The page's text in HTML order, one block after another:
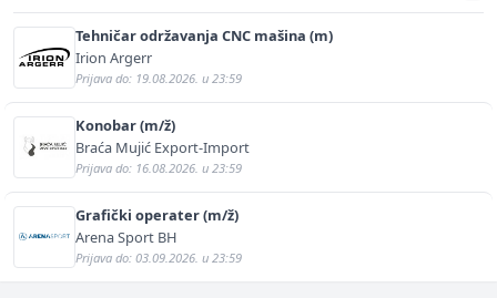
Tehničar održavanja CNC mašina (m)
Irion Argerr
Prijava do: 19.08.2026. u 23:59
Konobar (m/ž)
Braća Mujić Export-Import
Prijava do: 16.08.2026. u 23:59
Grafički operater (m/ž)
Arena Sport BH
Prijava do: 03.09.2026. u 23:59